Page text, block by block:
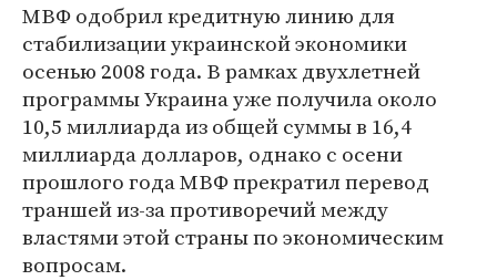
МВФ одобрил кредитную линию для
стабилизации украинской экономики
осенью 2008 года. В рамках двухлетней
программы Украина уже получила около
10,5 миллиарда из общей суммы в 16,4
миллиарда долларов, однако с осени
прошлого года МВФ прекратил перевод
траншей из-за противоречий между
властями этой страны по экономическим
вопросам.